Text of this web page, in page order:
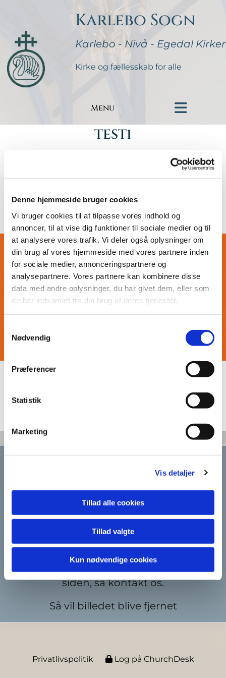
Denne hjemmeside bruger cookies
Vi bruger cookies til at tilpasse vores indhold og
annoncer, til at vise dig funktioner til sociale medier og til
at analysere vores trafik. Vi deler også oplysninger om
din brug af vores hjemmeside med vores partnere inden
for sociale medier, annonceringspartnere og
analysepartnere. Vores partnere kan kombinere disse
data med andre oplysninger, du har givet dem, eller som
de har indsamlet fra din brug af deres tjenester.
Nødvendig
Præferencer
Statistik
Marketing
Vis detaljer
Tillad alle cookies
Tillad valgte
Kun nødvendige cookies
Karlebo Sogn
Karlebo - Nivå - Egedal Kirker
Kirke og fællesskab for alle
Menu
TEST1
Udgivet torsdag d. 13. juni 2024 kl. 20:25
BRØD TEKST
49 14 55 84
karlebo.sogn@km.dk
Hvis du optræder uønsket på et billede på
siden, så kontakt os.
Så vil billedet blive fjernet
Privatlivspolitik Log på ChurchDesk